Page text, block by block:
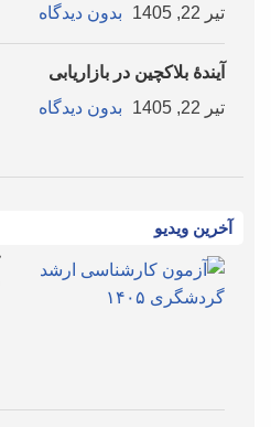
تیر 22, 1405
بدون دیدگاه
آیندۀ بلاکچین در بازاریابی
تیر 22, 1405
بدون دیدگاه
آخرین ویدیو